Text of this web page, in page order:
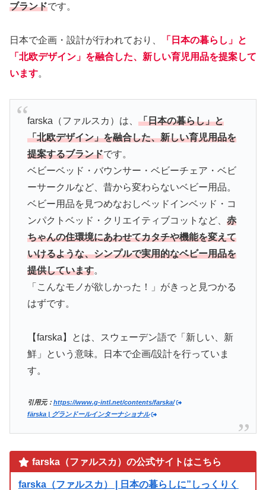
ブランドです。
日本で企画・設計が行われており、
「日本の暮らし」と
「北欧デザイン」を融合した、新しい育児用品を提案して
います。
farska（ファルスカ）は、 「日本の暮らし」と
「北欧デザイン」を融合した、新しい育児用品を
提案するブランドです。
ベビーベッド・バウンサー・ベビーチェア・ベビ
ーサークルなど、昔から変わらないベビー用品。
ベビー用品を見つめなおしベッドインベッド・コ
ンパクトベッド・クリエイティブコットなど、 赤
ちゃんの住環境にあわせてカタチや機能を変えて
いけるような、シンプルで実用的なベビー用品を
提供しています。
「こんなモノが欲しかった！」がきっと見つかる
はずです。
【farska】とは、スウェーデン語で「新しい、新
鮮」という意味。日本で企画/設計を行っていま
す。
引用元： https://www.g-intl.net/contents/farska/
färska | グランドールインターナショナル
farska（ファルスカ）の公式サイトはこちら
farska（ファルスカ） | 日本の暮らしに”しっくりく